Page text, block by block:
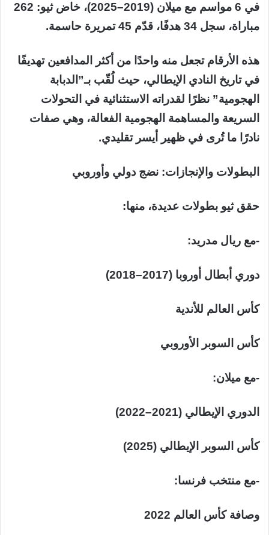
في 6 مواسم مع ميلان (2019–2025)، خاض ثيو: 262
مباراة، سجل 34 هدفًا، قدّم 45 تمريرة حاسمة.
هذه الأرقام تجعل منه واحدًا من أكثر المدافعين تهديفًا
في تاريخ النادي الإيطالي، حيث لُقّب بـ”الدبابة
الهجومية” نظرًا لقدراته الاستثنائية في التحولات
السريعة والمساهمة الهجومية الفعالة، وهي صفات
نادرًا ما تُرى في ظهير أيسر تقليدي.
البطولات والإنجازات: نضج دولي وأوروبي
حقق ثيو بطولات عديدة، منها:
-مع ريال مدريد:
دوري أبطال أوروبا (2017–2018)
كأس العالم للأندية
كأس السوبر الأوروبي
-مع ميلان:
الدوري الإيطالي (2021–2022)
كأس السوبر الإيطالي (2025)
-مع منتخب فرنسا:
وصافة كأس العالم 2022